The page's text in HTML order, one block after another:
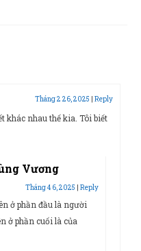
Tháng 2 26, 2025 Reply
khác nhau thế kia. Tôi biết
Vương
Tháng 4 6, 2025 Reply
ở phần đầu là người
ở phần cuối là của